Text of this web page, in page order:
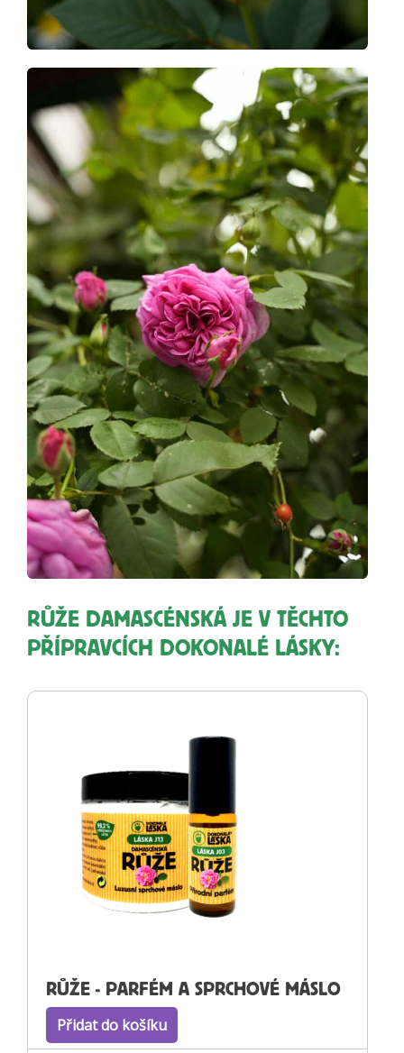
RŮŽE DAMASCÉNSKÁ JE V TĚCHTO
PŘÍPRAVCÍCH DOKONALÉ LÁSKY:
RŮŽE - PARFÉM A SPRCHOVÉ MÁSLO
Přidat do košíku